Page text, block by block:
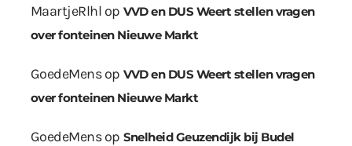
MaartjeRlhl op VVD en DUS Weert stellen vragen
over fonteinen Nieuwe Markt
GoedeMensop VVD en DUS Weert stellen vragen
over fonteinen Nieuwe Markt
GoedeMensop Snelheid Geuzendijk bij Budel